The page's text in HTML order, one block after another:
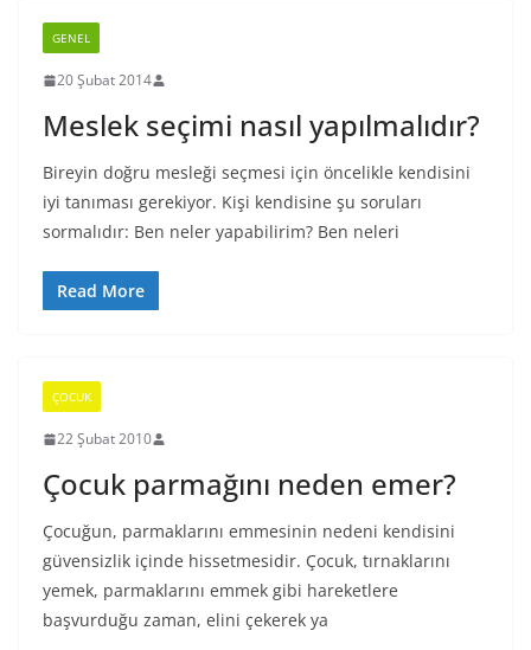
GENEL
20 Şubat 2014
Meslek seçimi nasıl yapılmalıdır?
Bireyin doğru mesleği seçmesi için öncelikle kendisini
iyi tanıması gerekiyor. Kişi kendisine şu soruları
sormalıdır: Ben neler yapabilirim? Ben neleri
Read More
ÇOCUK
22 Şubat 2010
Çocuk parmağını neden emer?
Çocuğun, parmaklarını emmesinin nedeni kendisini
güvensizlik içinde hissetmesidir. Çocuk, tırnaklarını
yemek, parmaklarını emmek gibi hareketlere
başvurduğu zaman, elini çekerek ya